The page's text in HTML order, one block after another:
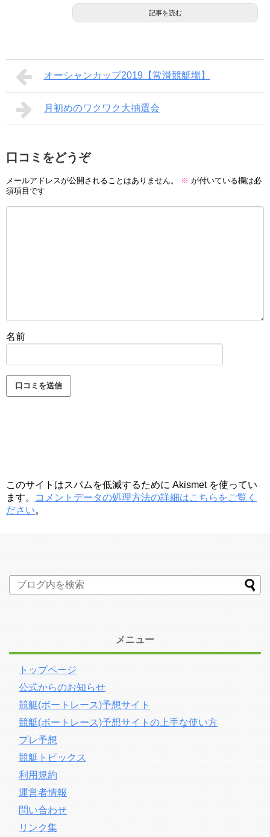
記事を読む
オーシャンカップ2019【常滑競艇場】
月初めのワクワク大抽選会
口コミをどうぞ
メールアドレスが公開されることはありません。 ※ が付いている欄は必
須項目です
名前
このサイトはスパムを低減するために Akismet を使ってい
ます。
コメントデータの処理方法の詳細はこちらをご覧く
ださい。
メニュー
トップページ
公式からのお知らせ
競艇(ボートレース)予想サイト
競艇(ボートレース)予想サイトの上手な使い方
プレ予想
競艇トピックス
利用規約
運営者情報
問い合わせ
リンク集